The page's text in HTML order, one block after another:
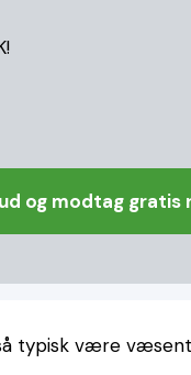
og modtag gratis
typisk være